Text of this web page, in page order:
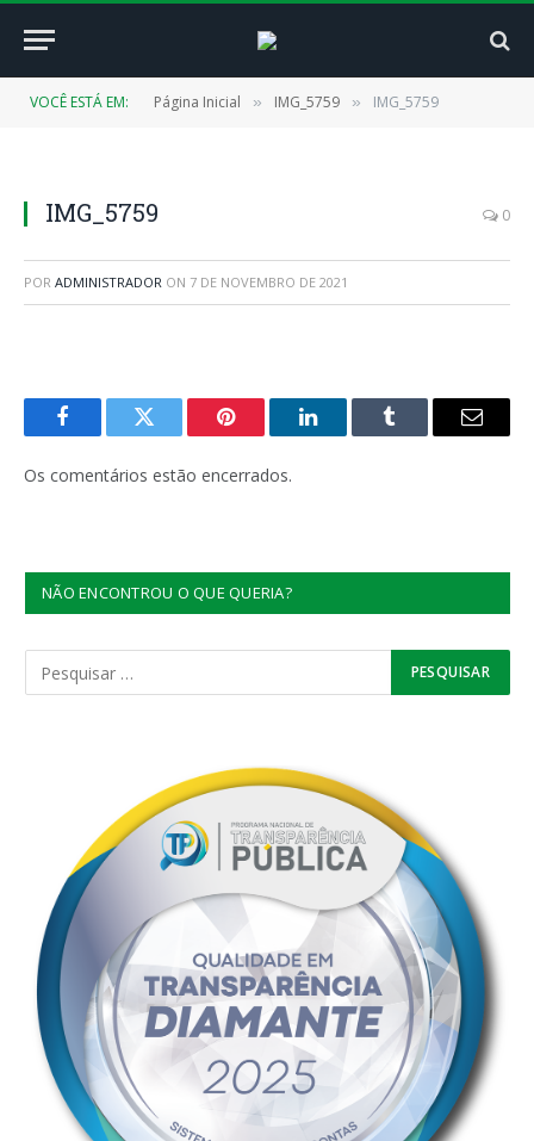
VOCÊ ESTÁ EM: Página Inicial » IMG_5759 » IMG_5759
IMG_5759 0
POR ADMINISTRADOR ON 7 DE NOVEMBRO DE 2021
FacebookTwitter Pinterest LinkedInTumblr
E-
Os comentários estão encerrados.
NÃO ENCONTROU O QUE QUERIA?